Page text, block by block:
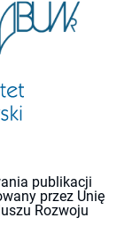
publikacji
przez Unię
Rozwoju